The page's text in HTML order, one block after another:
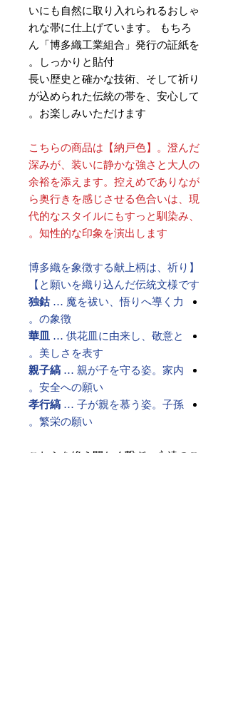
いにも自然に取り入れられるおしゃ
れな帯に仕上げています。 もちろ
ん「博多織工業組合」発行の証紙を
しっかりと貼付。
長い歴史と確かな技術、そして祈り
が込められた伝統の帯を、安心して
お楽しみいただけます。
こちらの商品は【納戸色】。澄んだ
深みが、装いに静かな強さと大人の
余裕を添えます。控えめでありなが
ら奥行きを感じさせる色合いは、現
代的なスタイルにもすっと馴染み、
知性的な印象を演出します。
【博多織を象徴する献上柄は、祈り
と願いを織り込んだ伝統文様です】
独鈷… 魔を祓い、悟りへ導く力
の象徴。
華皿 … 供花皿に由来し、敬意と
美しさを表す。
親子縞 … 親が子を守る姿。家内
安全への願い。
孝行縞 … 子が親を慕う姿。子孫
繁栄の願い。
これらを絶え間なく繋ぎ、永遠のご